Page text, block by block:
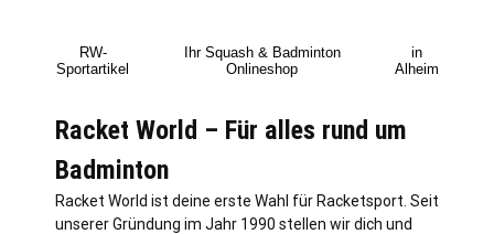
RW-
Sportartikel
Ihr Squash & Badminton
Onlineshop
in
Alheim
Racket World – Für alles rund um
Badminton
Racket World ist deine erste Wahl für Racketsport. Seit
unserer Gründung im Jahr 1990 stellen wir dich und